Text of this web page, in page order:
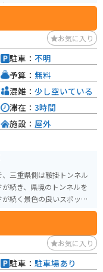
の道を始められ、我国の
神としては、天照大神の
那美命（いざなみのみこ
たと伝えられています。杓
社）です。一歩踏み入れ
れています。滋賀県第一
なスポットがあります。
ます。
お気に入り
三重県側は鞍掛トンネル
続き、県境のトンネルを
続く景色の良いスポット
駐車： 不明
予算： 無料
混雑： 少し空いている
滞在： 3時間
施設： 屋外
お気に入り
駐車： 駐車場あり